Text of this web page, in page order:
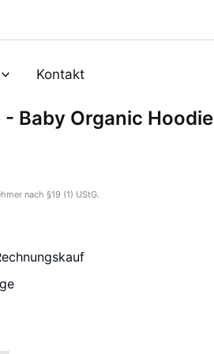
Kontakt
Baby Organic Hoodie
nach §19 (1) UStG.